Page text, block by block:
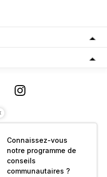
Connaissez-vous
notre programme de
conseils
communautaires ?